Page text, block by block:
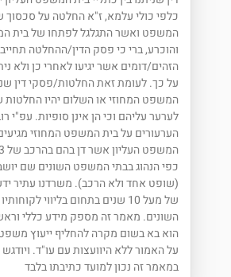
כלפי כולי עלמא, ז"א החלטה על סכסוך
המשפט ואשר התגלגל לפתחו של בית
והוכרע, ברי כי פסק הדין/ההחלטה
הזהים/דומים אשר יגיעו לאחרי כן ולא
על כך. לעומת זאת החלטות/פסקי דין
המשפט המחוזי או השלום יהיו החלטות
לערער עליהם וכי הן אינן סופיות. עפ"י
הערעורים על בית המשפט המחוזי
כפי הנהוג בבתי המשפט השונים שם
(שופט אחד ולא הרכב). משרדנו עתיר ידע
של מעל 10 שנים בתחום בליווי
השונים. מאמר זה מספק מידע כללי
הוא בא בשום מקרה להחליף ייעוץ
על האמור ללא היוועצות עם עו"ד.
במאמר זה נכון למועד כתיבתו בלבד